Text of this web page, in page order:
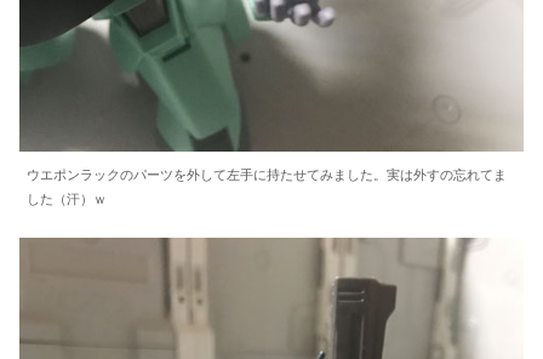
ウエポンラックのパーツを外して左手に持たせてみました。実は外すの忘れてま
した（汗）ｗ